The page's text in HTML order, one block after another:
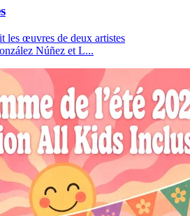
les œuvres de deux artistes
Núñez et L...